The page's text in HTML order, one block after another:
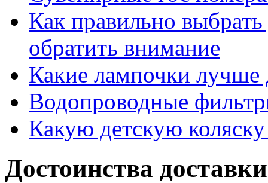
Как правильно
обратить внимание
Какие лампочки лучше
Водопроводные
Какую детскую
Достоинства